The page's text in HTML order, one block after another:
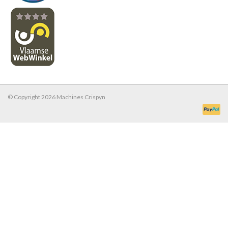
© Copyright 2026 Machines Crispyn